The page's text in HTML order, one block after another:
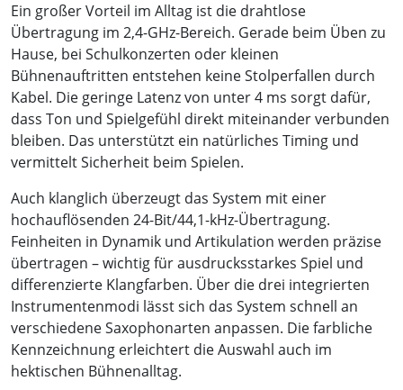
Ein großer Vorteil im Alltag ist die drahtlose
Übertragung im 2,4-GHz-Bereich. Gerade beim Üben zu
Hause, bei Schulkonzerten oder kleinen
Bühnenauftritten entstehen keine Stolperfallen durch
Kabel. Die geringe Latenz von unter 4 ms sorgt dafür,
dass Ton und Spielgefühl direkt miteinander verbunden
bleiben. Das unterstützt ein natürliches Timing und
vermittelt Sicherheit beim Spielen.
Auch klanglich überzeugt das System mit einer
hochauflösenden 24-Bit/44,1-kHz-Übertragung.
Feinheiten in Dynamik und Artikulation werden präzise
übertragen – wichtig für ausdrucksstarkes Spiel und
differenzierte Klangfarben. Über die drei integrierten
Instrumentenmodi lässt sich das System schnell an
verschiedene Saxophonarten anpassen. Die farbliche
Kennzeichnung erleichtert die Auswahl auch im
hektischen Bühnenalltag.